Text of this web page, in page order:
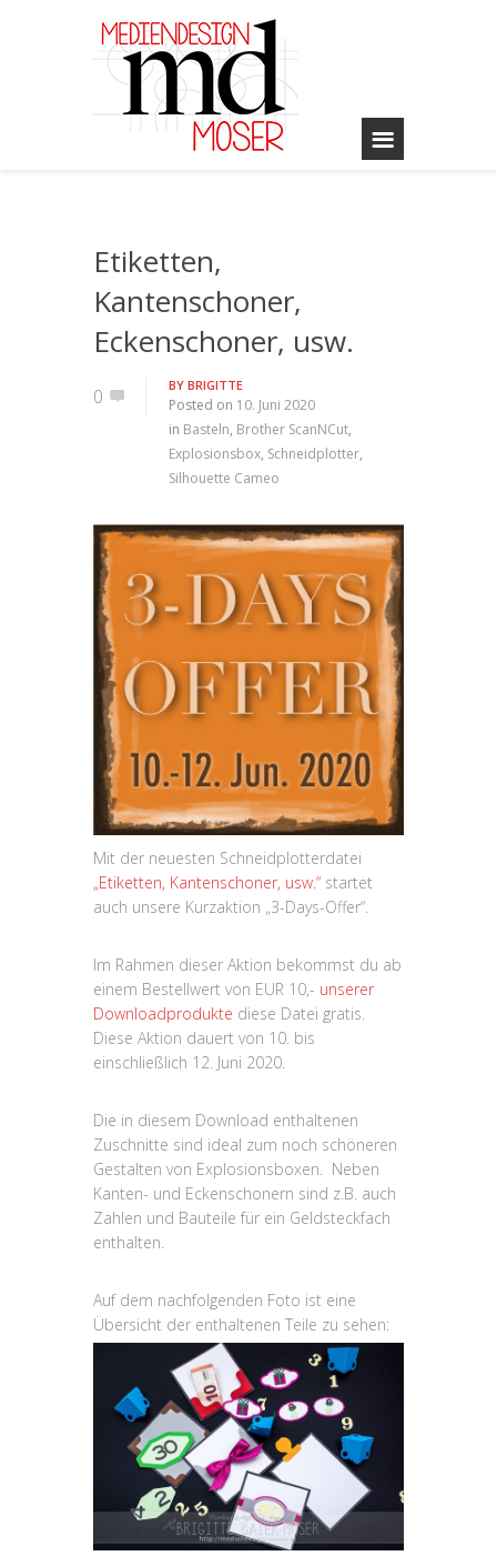
Etiketten,
Kantenschoner,
Eckenschoner, usw.
0 BY BRIGITTE
Posted on 10. Juni 2020
in Basteln, Brother ScanNCut,
Explosionsbox, Schneidplotter,
Silhouette Cameo
Mit der neuesten Schneidplotterdatei
„Etiketten, Kantenschoner, usw.“ startet
auch unsere Kurzaktion „3-Days-Offer“.
Im Rahmen dieser Aktion bekommst du ab
einem Bestellwert von EUR 10,- unserer
Downloadprodukte diese Datei gratis.
Diese Aktion dauert von 10. bis
einschließlich 12. Juni 2020.
Die in diesem Download enthaltenen
Zuschnitte sind ideal zum noch schöneren
Gestalten von Explosionsboxen. Neben
Kanten- und Eckenschonern sind z.B. auch
Zahlen und Bauteile für ein Geldsteckfach
enthalten.
Auf dem nachfolgenden Foto ist eine
Übersicht der enthaltenen Teile zu sehen: